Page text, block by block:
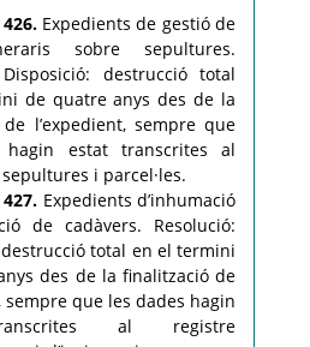
Expedients de gestió de
sobre sepultures.
Disposició: destrucció total
de quatre anys des de la
l’expedient, sempre que
hagin estat transcrites al
i parcel·les.
Expedients d’inhumació
de cadàvers. Resolució:
total en el termini
des de la finalització de
sempre que les dades hagin
al registre